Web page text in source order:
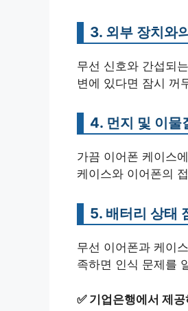
3. 외부 장치와
무선 신호와 간섭되
변에 있다면 잠시 꺼
4. 먼지 및 이물
가끔 이어폰 케이스
케이스와 이어폰의
5. 배터리 상태
무선 이어폰과 케이
족하면 인식 문제를
✅ 기업은행에서 제